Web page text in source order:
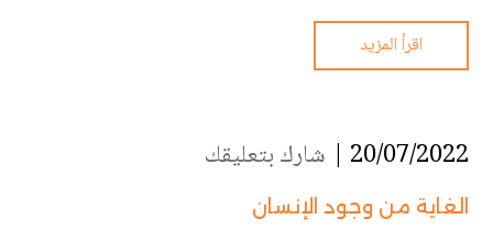
اقرأ المزيد
20/07/2022 | شارك بتعليقك
الغاية من وجود الإنسان